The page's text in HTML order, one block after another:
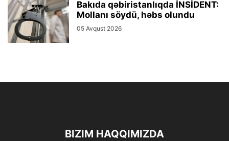
Bakıda qəbiristanlıqda İNSİDENT:
Mollanı söydü, həbs olundu
05 Avqust 2026
BIZIM HAQQIMIZDA